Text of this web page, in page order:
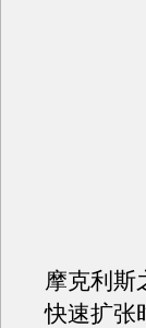
摩克利斯
快速扩张